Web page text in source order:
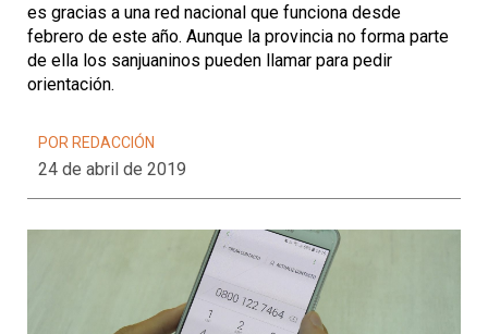
es gracias a una red nacional que funciona desde
febrero de este año. Aunque la provincia no forma parte
de ella los sanjuaninos pueden llamar para pedir
orientación.
POR REDACCIÓN
24 de abril de 2019